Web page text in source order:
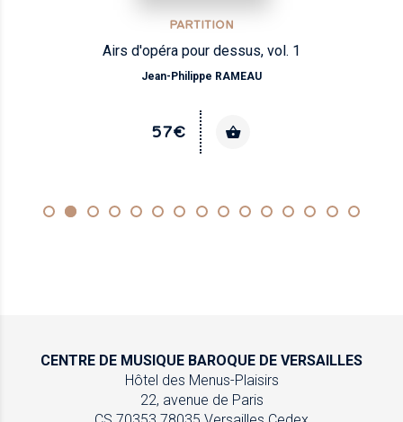
Airs et scènes
CENTRE DE MUSIQUE BAROQUE DE VERSAILLES
Hôtel des Menus-Plaisirs
22, avenue de Paris